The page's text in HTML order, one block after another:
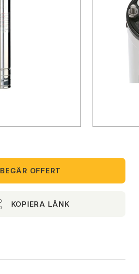
BEGÄR OFFERT
KOPIERA LÄNK